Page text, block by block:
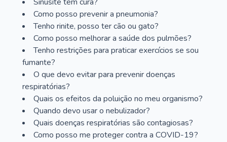
Como posso prevenir a pneumonia?
Tenho rinite, posso ter cão ou gato?
Como posso melhorar a saúde dos pulmões?
Tenho restrições para praticar exercícios se sou
fumante?
O que devo evitar para prevenir doenças
respiratórias?
Quais os efeitos da poluição no meu organismo?
Quando devo usar o nebulizador?
Quais doenças respiratórias são contagiosas?
Como posso me proteger contra a COVID-19?